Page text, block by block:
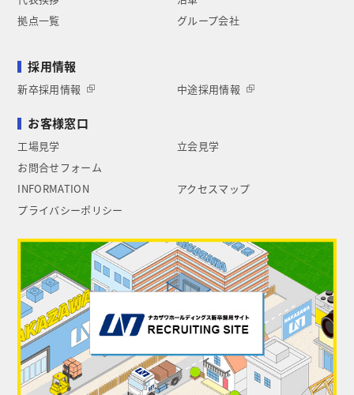
拠点一覧
グループ会社
採用情報
新卒採用情報 中途採用情報
お客様窓口
工場見学
立会見学
お問合せフォーム
INFORMATION
アクセスマップ
プライバシーポリシー